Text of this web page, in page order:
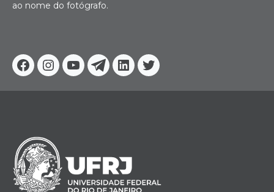
Facebook
Instagram
YoutubeTelegram
Linkedin
Twitter
ao nome do fotógrafo.